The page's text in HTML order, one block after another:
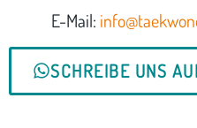
E-Mail:
SCHREIBE UNS